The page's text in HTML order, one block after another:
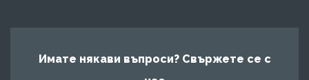
Имате някави въпроси? Свържете се с